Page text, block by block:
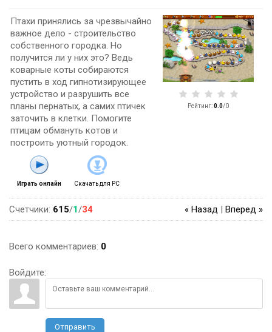
Птахи принялись за чрезвычайно
важное дело - строительство
собственного городка. Но
получится ли у них это? Ведь
коварные коты собираются
пустить в ход гипнотизирующее
устройство и разрушить все
планы пернатых, а самих птичек
заточить в клетки. Помогите
птицам обмануть котов и
построить уютный городок.
Играть онлайн Скачать для PC
Рейтинг:0.0/0
« Назад | Вперед »
Счетчики: 615/1/34
Всего комментариев: 0
Войдите:
Отправить